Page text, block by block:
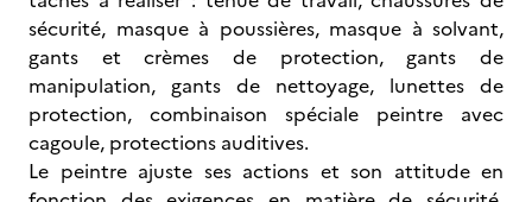
sécurité, masque à poussières, masque à solvant,
gants et crèmes de protection, gants de
manipulation, gants de nettoyage, lunettes de
protection, combinaison spéciale peintre avec
cagoule, protections auditives.
Le peintre ajuste ses actions et son attitude en